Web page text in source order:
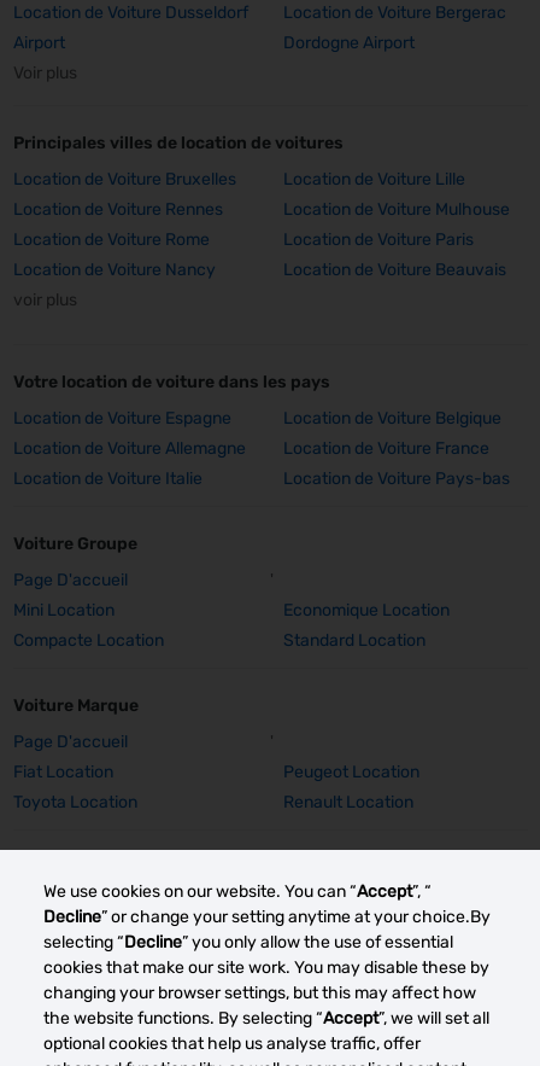
We use cookies on our website. You can “Accept”, “
Decline” or change your setting anytime at your choice.By
selecting “Decline” you only allow the use of essential
cookies that make our site work. You may disable these by
changing your browser settings, but this may affect how
the website functions. By selecting “Accept”, we will set all
optional cookies that help us analyse traffic, offer
Location de Voiture Dusseldorf
Airport
Location de Voiture Bergerac
Dordogne Airport
Voir plus
Principales villes de location de voitures
Location de Voiture Bruxelles
Location de Voiture Lille
Location de Voiture Rennes
Location de Voiture Mulhouse
Location de Voiture Rome
Location de Voiture Paris
Location de Voiture Nancy
Location de Voiture Beauvais
voir plus
Votre location de voiture dans les pays
Location de Voiture Espagne
Location de Voiture Belgique
Location de Voiture Allemagne
Location de Voiture France
Location de Voiture Italie
Location de Voiture Pays-bas
Voiture Groupe
Page D'accueil
'
Mini Location
Economique Location
Compacte Location
Standard Location
Voiture Marque
Page D'accueil
'
Fiat Location
Peugeot Location
Toyota Location
Renault Location
Fiat 500 Location
Peugeot 308 SW Location
Peugeot E-2008 Location
Peugeot 2008 Location
Toyota Corolla TS Location
Renault Captur Auto Location
Renault Grand Scenic Location
Renault Clio Location
Autres marchés de location de voitures